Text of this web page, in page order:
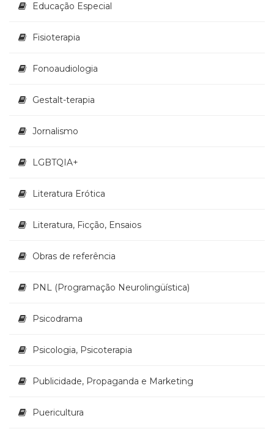
Televisão
Temas
Terapia
(21)
e
Turismo
Vida
(32)
Educação Especial
Fisioterapia
Fonoaudiologia
Gestalt-terapia
Jornalismo
LGBTQIA+
Literatura Erótica
Literatura, Ficção, Ensaios
Obras de referência
PNL (Programação Neurolingüística)
Psicodrama
Psicologia, Psicoterapia
Publicidade, Propaganda e Marketing
Puericultura